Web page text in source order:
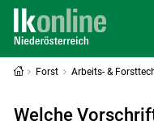
Forst Arbeits- &
Welche